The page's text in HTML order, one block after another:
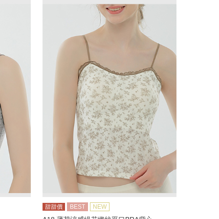
甜甜價 BEST NEW